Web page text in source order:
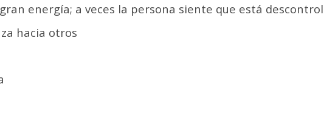
energía; a veces la persona siente que está
hacia otros